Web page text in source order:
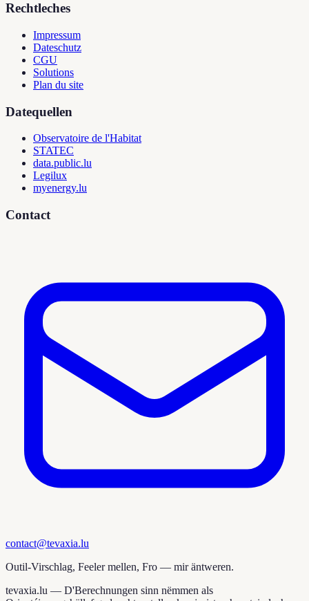
Rechtleches
Impressum
Dateschutz
CGU
Solutions
Plan du site
Datequellen
Observatoire de l'Habitat
STATEC
data.public.lu
Legilux
myenergy.lu
Contact
contact@tevaxia.lu
Outil-Virschlag, Feeler mellen, Fro — mir äntweren.
tevaxia.lu — D'Berechnungen sinn nëmmen als